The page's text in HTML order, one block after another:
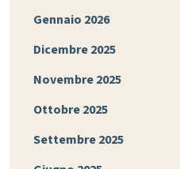
Gennaio 2026
Dicembre 2025
Novembre 2025
Ottobre 2025
Settembre 2025